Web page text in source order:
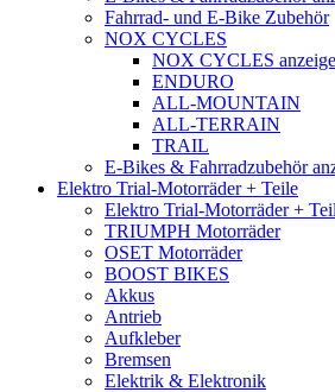
Fahrrad- und E-Bike Zubehör
NOX CYCLES
NOX CYCLES
ENDURO
ALL-MOUNTAIN
ALL-TERRAIN
TRAIL
E-Bikes & Fahrradzubehör
Elektro Trial-Motorräder + Teile
Elektro Trial-Motorräder +
TRIUMPH Motorräder
OSET Motorräder
BOOST BIKES
Akkus
Antrieb
Aufkleber
Bremsen
Elektrik & Elektronik